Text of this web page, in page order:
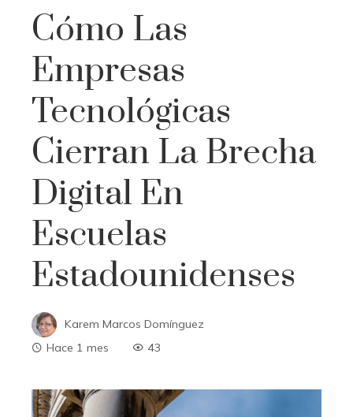
Cómo Las
Empresas
Tecnológicas
Cierran La Brecha
Digital En
Escuelas
Estadounidenses
Karem Marcos Domínguez
Hace 1 mes
43